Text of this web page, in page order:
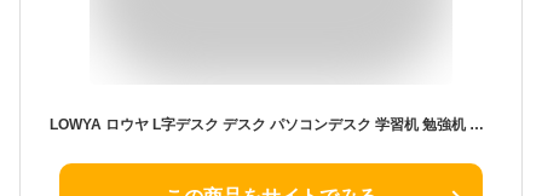
LOWYA ロウヤ L字デスク デスク パソコンデスク 学習机 勉強机 シンプル 左右入替え対応 省スペース 幅140cm ホワイト/オーク